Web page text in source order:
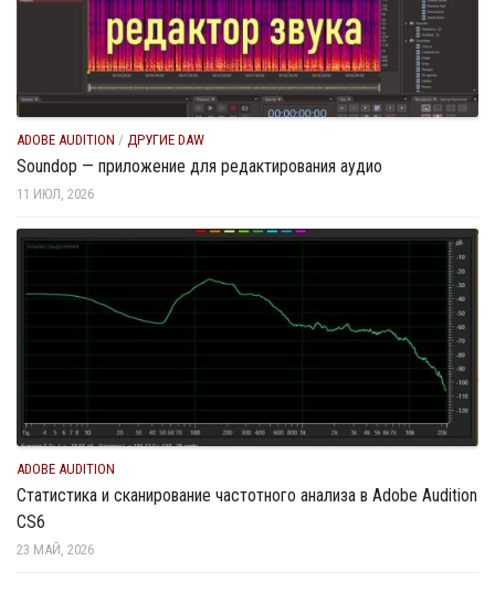
ADOBE AUDITION / ДРУГИЕ DAW
Soundop — приложение для редактирования аудио
11 ИЮЛ, 2026
ADOBE AUDITION
Статистика и сканирование частотного анализа в Adobe Audition
CS6
23 МАЙ, 2026